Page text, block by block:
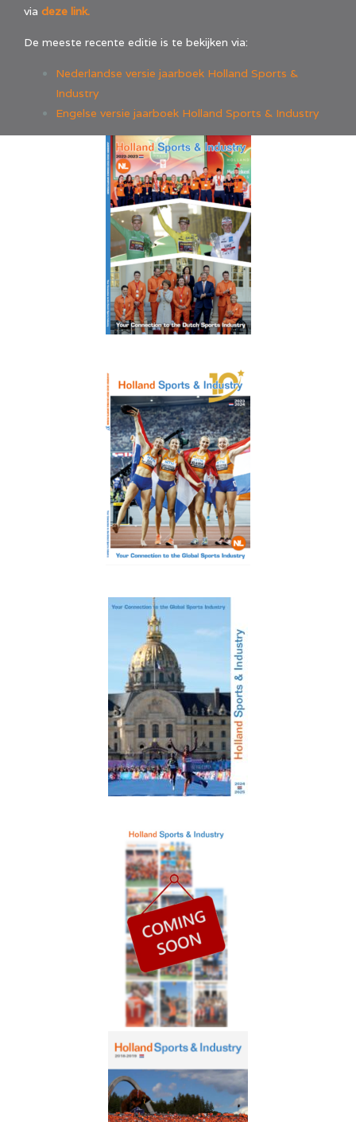
via deze link.
De meeste recente editie is te bekijken via:
Nederlandse versie jaarboek Holland Sports &
Industry
Engelse versie jaarboek Holland Sports & Industry